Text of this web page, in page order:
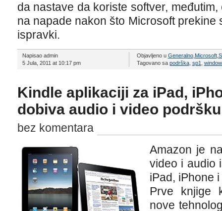
da nastave da koriste softver,
na napade nakon što Microsoft
ispravki.
Napisao admin
5 Jula, 2011 at 10:17 pm
Objavljeno u Generalno, Microsoft,
Tagovano sa podrška, sp1
Kindle aplikaciji za iPad,
dobiva audio i video podršku
bez komentara
Amazon je
video i audio
iPad, iPhone
Prve knjige
nove